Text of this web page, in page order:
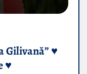
Gilivană” ♥️
♥️